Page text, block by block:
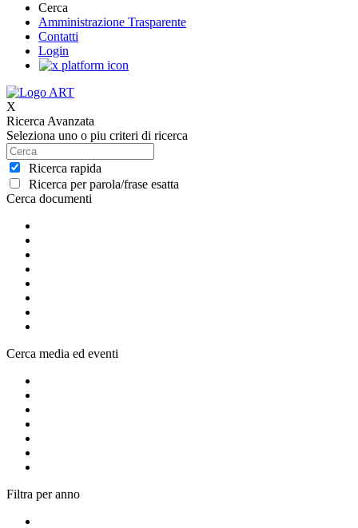
Cerca
Amministrazione Trasparente
Contatti
Login
X
Ricerca Avanzata
Seleziona uno o piu criteri di ricerca
Ricerca rapida
Ricerca per parola/frase esatta
Cerca documenti
Cerca media ed eventi
Filtra per anno